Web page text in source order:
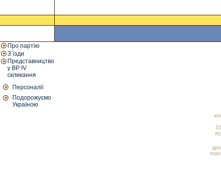
Про партію
З`їзди
Представництво
у ВР IV
скликання
Персоналії
Подорожуємо
Україною